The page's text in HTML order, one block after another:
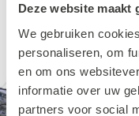
Deze website maakt
We gebruiken
personaliseren, om
en om ons
informatie over uw
partners voor social
Bekijk ookdeze